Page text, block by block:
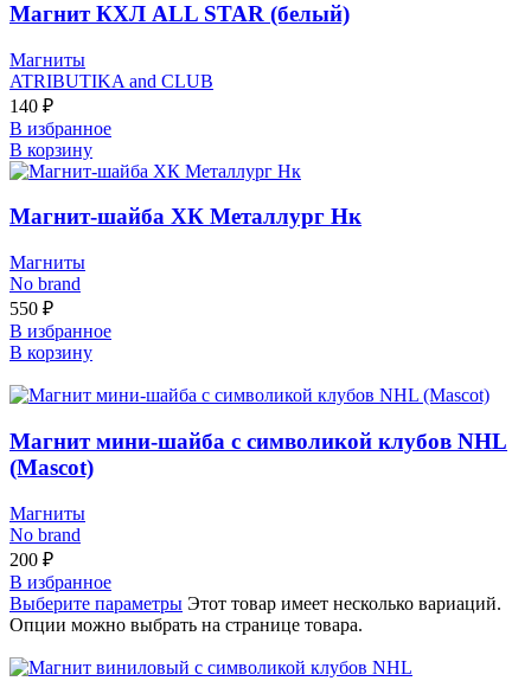
Магнит КХЛ ALL STAR (белый)
Магниты
ATRIBUTIKA and CLUB
140 ₽
В избранное
В корзину
Магнит-шайба ХК Металлург Нк
Магниты
No brand
550 ₽
В избранное
В корзину
Магнит мини-шайба с символикой клубов NHL
(Mascot)
Магниты
No brand
200 ₽
В избранное
Выберите параметры Этот товар имеет несколько вариаций.
Опции можно выбрать на странице товара.